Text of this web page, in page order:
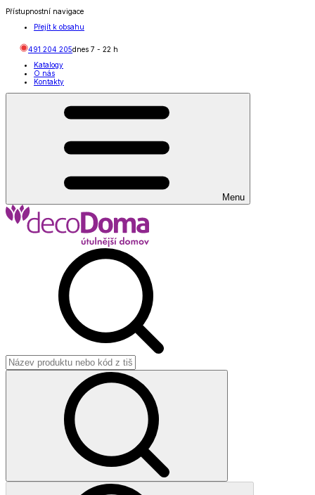
Přístupnostní navigace
Přejít k obsahu
491 204 205dnes 7 - 22 h
Katalogy
O nás
Kontakty
Menu